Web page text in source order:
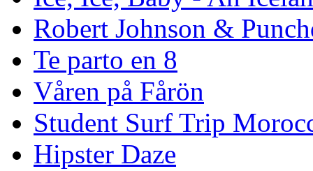
Robert Johnson &
Te parto en 8
Våren på Fårön
Student Surf Trip
Hipster Daze